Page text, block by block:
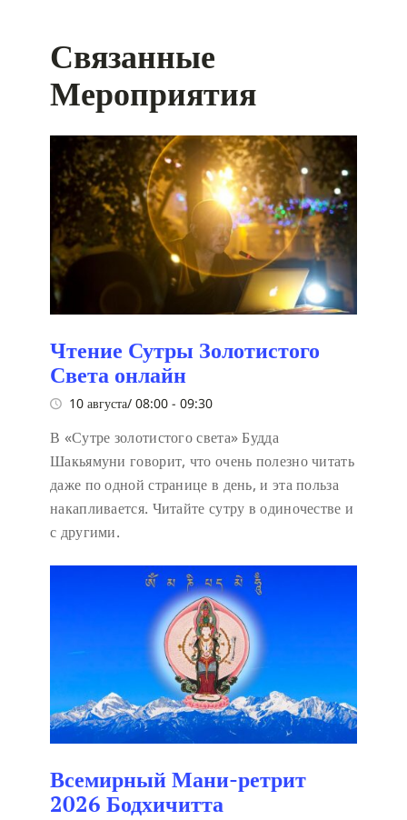
Связанные
Мероприятия
Чтение Сутры Золотистого
Света онлайн
10 августа/ 08:00 - 09:30
В «Сутре золотистого света» Будда
Шакьямуни говорит, что очень полезно читать
даже по одной странице в день, и эта польза
накапливается. Читайте сутру в одиночестве и
с другими.
Всемирный Мани-ретрит
2026 Бодхичитта